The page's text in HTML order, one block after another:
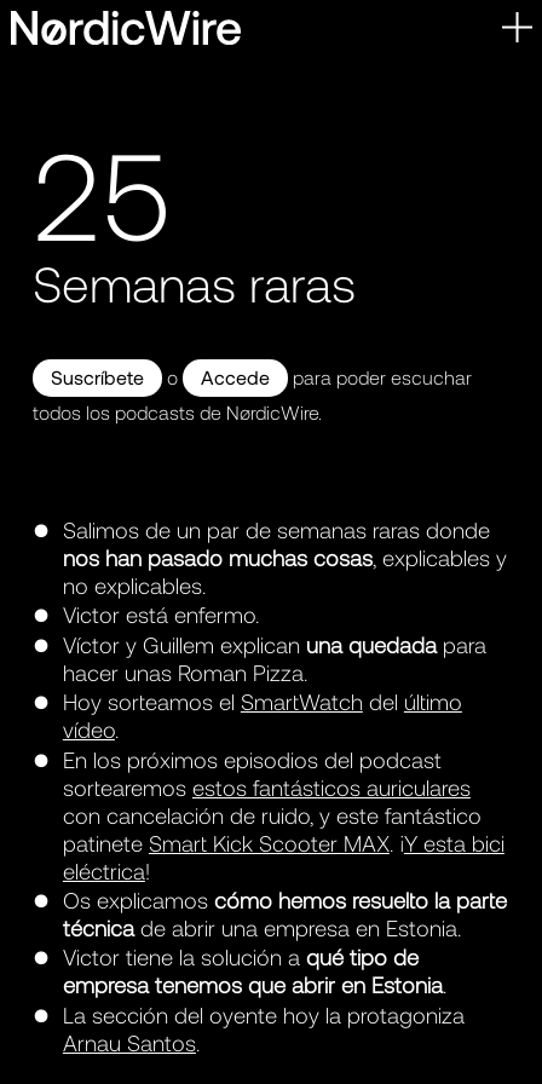
Skip
to
25
Semanas raras
Suscríbete o Accede
para poder escuchar
todos los podcasts de NørdicWire.
Salimos de un par de semanas raras donde
nos han pasado muchas cosas, explicables y
no explicables.
Victor está enfermo.
Víctor y Guillem explican una quedadapara
hacer unas Roman Pizza.
Hoy sorteamos el SmartWatch del último
vídeo.
En los próximos episodios del podcast
sortearemos estos fantásticos auriculares
con cancelación de ruido, y este fantástico
patinete Smart Kick Scooter MAX. ¡Y esta bici
eléctrica!
Os explicamos cómo hemos resuelto la parte
técnicade abrir una empresa en Estonia.
Victor tiene la solución a qué tipo de
empresa tenemos que abrir en Estonia.
La sección del oyente hoy la protagoniza
Arnau Santos.